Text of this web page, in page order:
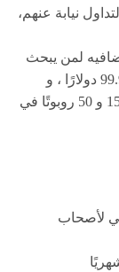
نيابة عنهم،
لمن يبحث
عن ميزات ووظائف إضافية – 49.99 دولارًا و99.99 دولارًا ، و
بإمكان المستخدمين الاشتراك في ما يصل إلى 15 و 50 روبوتًا في
لأصحاب